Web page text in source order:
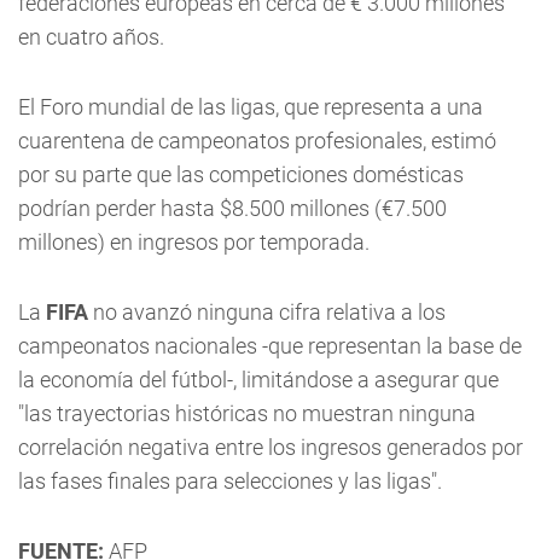
en cuatro años.
El Foro mundial de las ligas, que representa a una
cuarentena de campeonatos profesionales, estimó
por su parte que las competiciones domésticas
podrían perder hasta $8.500 millones (€7.500
millones) en ingresos por temporada.
La FIFA no avanzó ninguna cifra relativa a los
campeonatos nacionales -que representan la base de
la economía del fútbol-, limitándose a asegurar que
"las trayectorias históricas no muestran ninguna
correlación negativa entre los ingresos generados por
las fases finales para selecciones y las ligas".
FUENTE: AFP